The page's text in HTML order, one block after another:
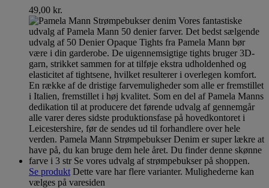
49,00 kr.
Se produkt Dette vare har flere varianter. Mulighederne kan
vælges på varesiden